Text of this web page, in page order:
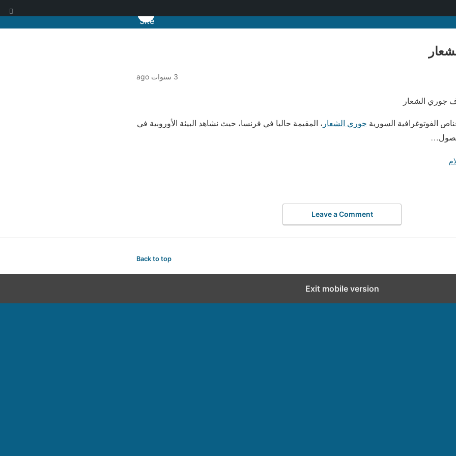
3 سنوات ago
الفوتوغرافية السورية جوري الشعار ، المقيمة حاليا في فرنسا، حيث نشاهد البيئة الأوروبية في
Leave a Comment
Back to top
Exit mobile version